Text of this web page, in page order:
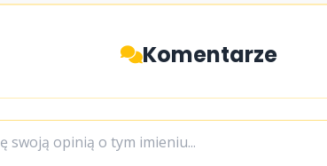
Komentarze